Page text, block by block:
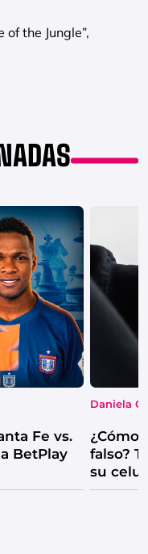
of the Jungle”,
Fe vs.
BetPlay
Daniela
¿Cómo
falso?
su